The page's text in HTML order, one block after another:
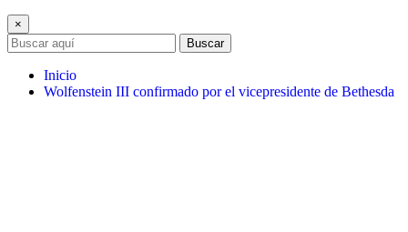
×
Buscar
Inicio
Wolfenstein III confirmado por el vicepresidente de Bethesda